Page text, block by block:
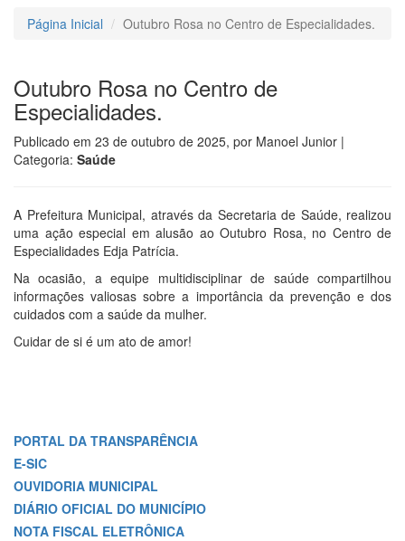
Página Inicial Outubro Rosa no Centro de Especialidades.
Outubro Rosa no Centro de
Especialidades.
Publicado em 23 de outubro de 2025, por Manoel Junior |
Categoria: Saúde
A Prefeitura Municipal, através da Secretaria de Saúde, realizou
uma ação especial em alusão ao Outubro Rosa, no Centro de
Especialidades Edja Patrícia.
Na ocasião, a equipe multidisciplinar de saúde compartilhou
informações valiosas sobre a importância da prevenção e dos
cuidados com a saúde da mulher.
Cuidar de si é um ato de amor!
PORTAL DA TRANSPARÊNCIA
E-SIC
OUVIDORIA MUNICIPAL
DIÁRIO OFICIAL DO MUNICÍPIO
NOTA FISCAL ELETRÔNICA